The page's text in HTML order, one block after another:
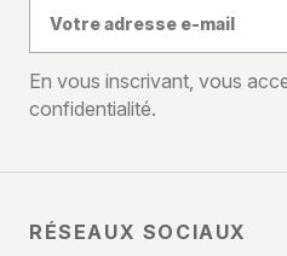
e-
mail
En vous inscrivant, vous
confidentialité.
RÉSEAUX SOCIAUX